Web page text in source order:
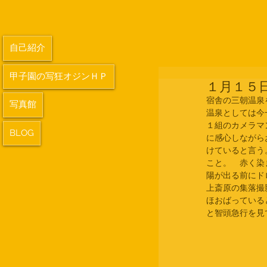
１月１
宿舎の三朝温
温泉としては
１組のカメラ
に感心しなが
けていると言
こと。　赤く
陽が出る前に
上斎原の集落
ほおばってい
と智頭急行を
自己紹介
甲子園の写狂オジンＨＰ
写真館
BLOG